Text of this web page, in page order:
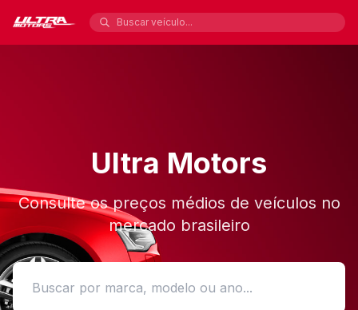
Ultra Motors
Consulte os preços médios de veículos no
mercado brasileiro